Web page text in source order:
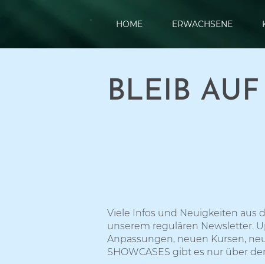
HOME ERWACHSENE
BLEIB
Viele Infos und Neuigkeiten aus
unserem regulären Newsletter.
Anpassungen, neuen Kursen,
SHOWCASES gibt es nur über